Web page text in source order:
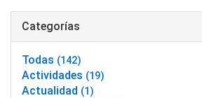
Categorías
Todas (142)
Actividades (19)
Actualidad (1)